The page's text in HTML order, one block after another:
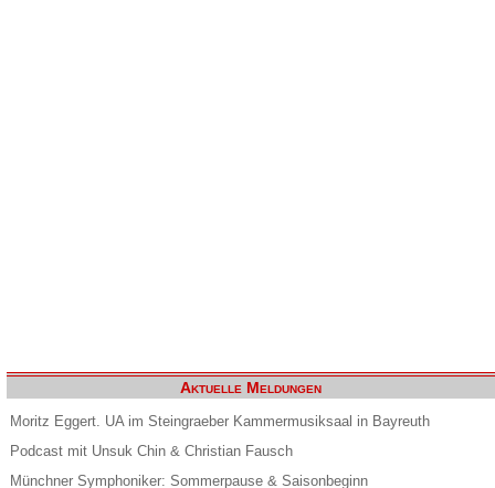
Aktuelle Meldungen
Moritz Eggert. UA im Steingraeber Kammermusiksaal in Bayreuth
Podcast mit Unsuk Chin & Christian Fausch
Münchner Symphoniker: Sommerpause & Saisonbeginn